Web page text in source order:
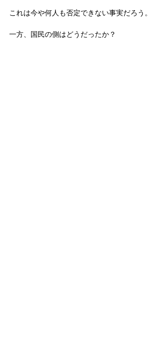
これは今や何人も否定できない事実だろう。
一方、国民の側はどうだったか？